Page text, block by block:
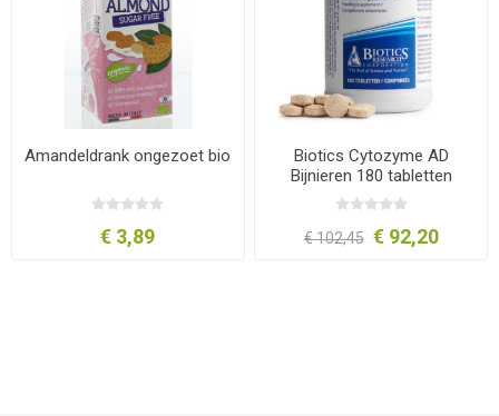
Amandeldrank ongezoet bio
€ 3,89
Biotics Cytozyme AD
Bijnieren 180 tabletten
€ 102,45 € 92,20